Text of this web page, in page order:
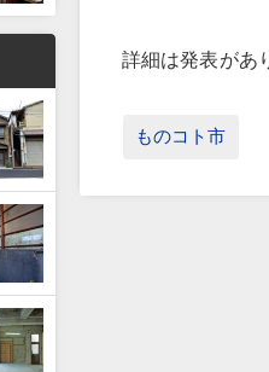
詳細は発表があ
ものコト市